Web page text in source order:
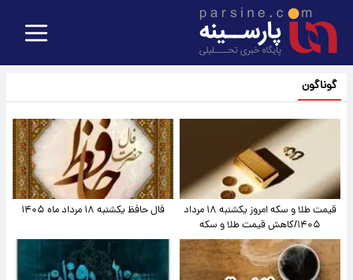
گوناگون
قیمت طلا و سکه امروز یکشنبه ۱۸ مرداد
۱۴۰۵/کاهش قیمت طلا و سکه
فال حافظ یکشنبه ۱۸ مرداد ماه ۱۴۰۵